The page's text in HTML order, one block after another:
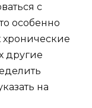
с
особенно
другие
на